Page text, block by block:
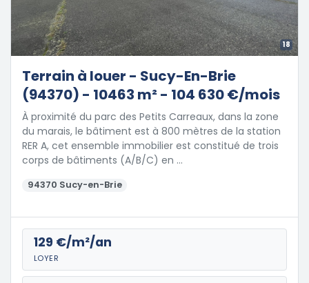
18
Terrain à louer - Sucy-En-Brie
(94370) - 10463 m² - 104 630 €/mois
À proximité du parc des Petits Carreaux, dans la zone
du marais, le bâtiment est à 800 mètres de la station
RER A, cet ensemble immobilier est constitué de trois
corps de bâtiments (A/B/C) en …
94370 Sucy-en-Brie
129 €/m²/an
LOYER